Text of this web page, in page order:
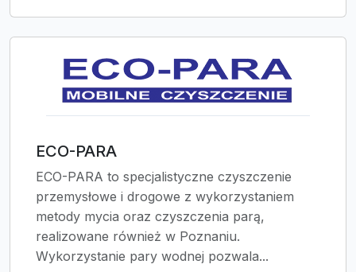
ECO-PARA
ECO-PARA to specjalistyczne czyszczenie
przemysłowe i drogowe z wykorzystaniem
metody mycia oraz czyszczenia parą,
realizowane również w Poznaniu.
Wykorzystanie pary wodnej pozwala...